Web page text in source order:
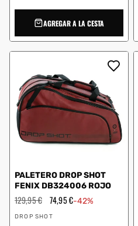
AGREGAR A LA CESTA
PALETERO DROP SHOT
FENIX DB324006 ROJO
Precio
habitual
129,95 € Precio
de
oferta
74,95 €-42%
Proveedor:
DROP SHOT